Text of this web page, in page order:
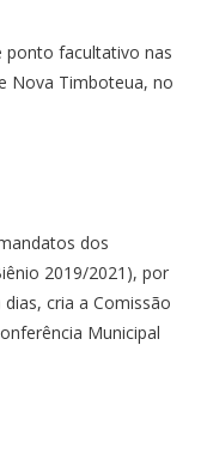
ponto facultativo nas
Nova Timboteua, no
dos
2019/2021), por
cria a Comissão
Municipal